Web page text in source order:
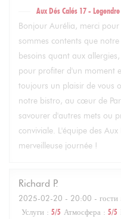
Aux Dés Calés 17 - Legendre
Bonjour Aurélia, merci
sommes contents que
besoins quant aux
pour profiter d'un moment
toujours un plaisir de vous
notre bistro, au cœur de
savourer d'autres mets ou
conviviale. L'équipe des
merveilleuse journée !
Richard P
2025-02-20 - 20:00 - гости
Услуги : 5/5 Атмосфера : 5/5